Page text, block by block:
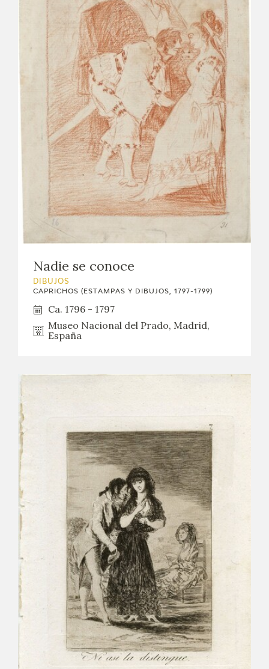
Nadie se conoce
DIBUJOS
CAPRICHOS (ESTAMPAS Y DIBUJOS, 1797-1799)
Ca. 1796 - 1797
Museo Nacional del Prado, Madrid,
España